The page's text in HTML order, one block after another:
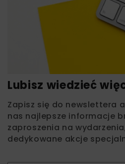
Lubisz wiedzieć
Zapisz się do newslettera
nas najlepsze informacje
zaproszenia na
dedykowane akcje